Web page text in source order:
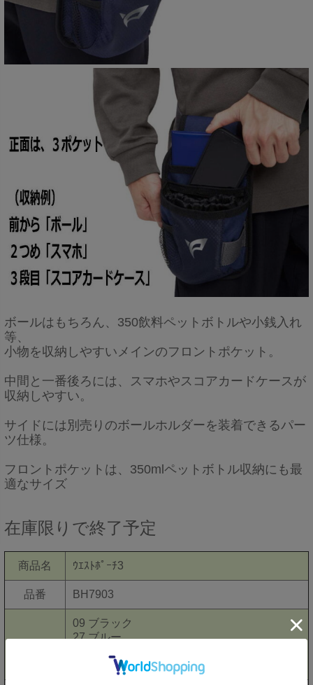
ボールはもちろん、350飲料ペットボトルや小銭入れ
等、
小物を収納しやすいメインのフロントポケット。
中間と一番後ろには、スマホや スコアカードケース が
収納しやすい。
サイドには別売りのボールホルダーを装着できるパー
ツ仕様。
フロントポケットは、350mlペットボトル収納にも最
適なサイズ
在庫限りで終了予定
商品名 ｳｴｽﾄﾎﾟｰﾁ3
品番 BH7903
09 ブラック
27 ブルー
66 ワイン